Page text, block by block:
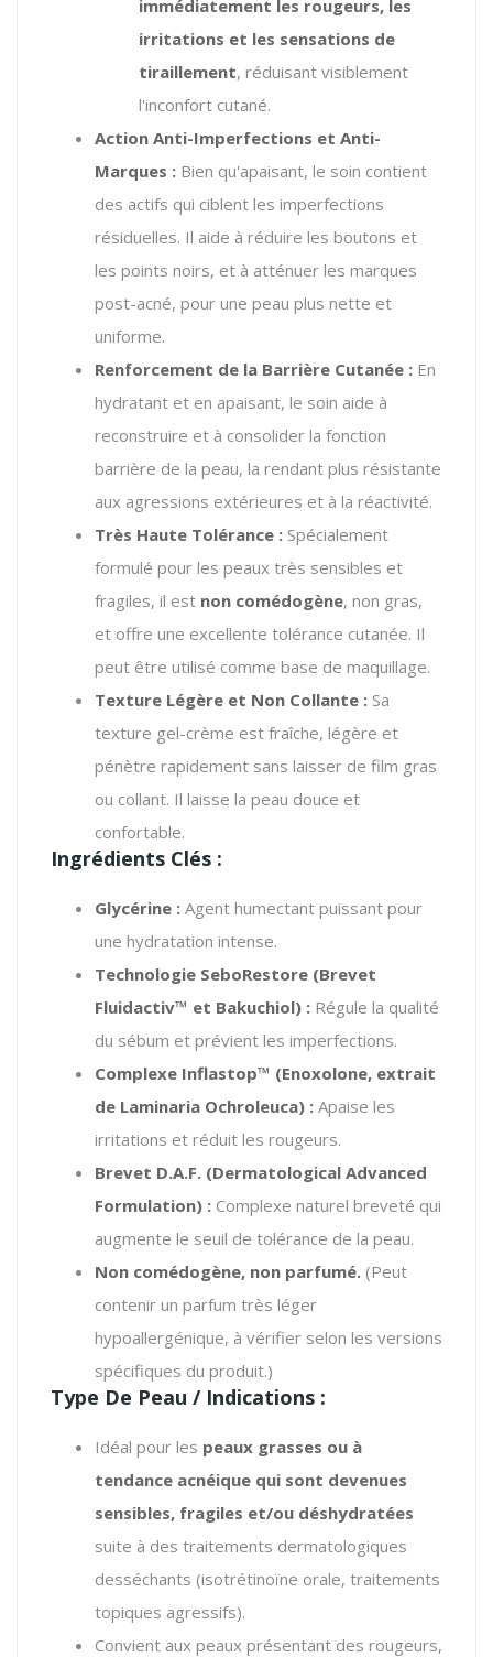
immédiatement les rougeurs, les
irritations et les sensations de
tiraillement, réduisant visiblement
l'inconfort cutané.
Action Anti-Imperfections et Anti-
Marques : Bien qu'apaisant, le soin contient
des actifs qui ciblent les imperfections
résiduelles. Il aide à réduire les boutons et
les points noirs, et à atténuer les marques
post-acné, pour une peau plus nette et
uniforme.
Renforcement de la Barrière Cutanée : En
hydratant et en apaisant, le soin aide à
reconstruire et à consolider la fonction
barrière de la peau, la rendant plus résistante
aux agressions extérieures et à la réactivité.
Très Haute Tolérance : Spécialement
formulé pour les peaux très sensibles et
fragiles, il est non comédogène, non gras,
et offre une excellente tolérance cutanée. Il
peut être utilisé comme base de maquillage.
Texture Légère et Non Collante : Sa
texture gel-crème est fraîche, légère et
pénètre rapidement sans laisser de film gras
ou collant. Il laisse la peau douce et
confortable.
Ingrédients Clés :
Glycérine : Agent humectant puissant pour
une hydratation intense.
Technologie SeboRestore (Brevet
Fluidactiv™ et Bakuchiol) : Régule la qualité
du sébum et prévient les imperfections.
Complexe Inflastop™ (Enoxolone, extrait
de Laminaria Ochroleuca) : Apaise les
irritations et réduit les rougeurs.
Brevet D.A.F. (Dermatological Advanced
Formulation) : Complexe naturel breveté qui
augmente le seuil de tolérance de la peau.
Non comédogène, non parfumé. (Peut
contenir un parfum très léger
hypoallergénique, à vérifier selon les versions
spécifiques du produit.)
Type De Peau / Indications :
Idéal pour les peaux grasses ou à
tendance acnéique qui sont devenues
sensibles, fragiles et/ou déshydratées
suite à des traitements dermatologiques
desséchants (isotrétinoïne orale, traitements
topiques agressifs).
Convient aux peaux présentant des rougeurs,